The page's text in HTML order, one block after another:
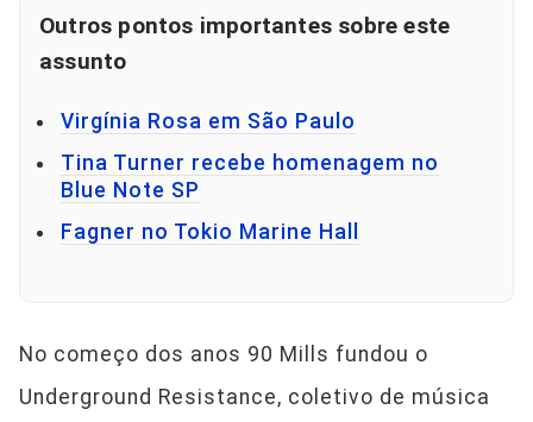
Outros pontos importantes sobre este
assunto
Virgínia Rosa em São Paulo
Tina Turner recebe homenagem no
Blue Note SP
Fagner no Tokio Marine Hall
No começo dos anos 90 Mills fundou o
Underground Resistance, coletivo de música